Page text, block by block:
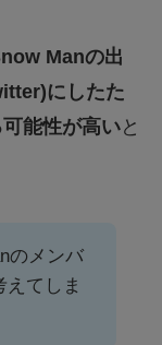
Manの出
にしたた
能性が高いと
のメンバ
てしま